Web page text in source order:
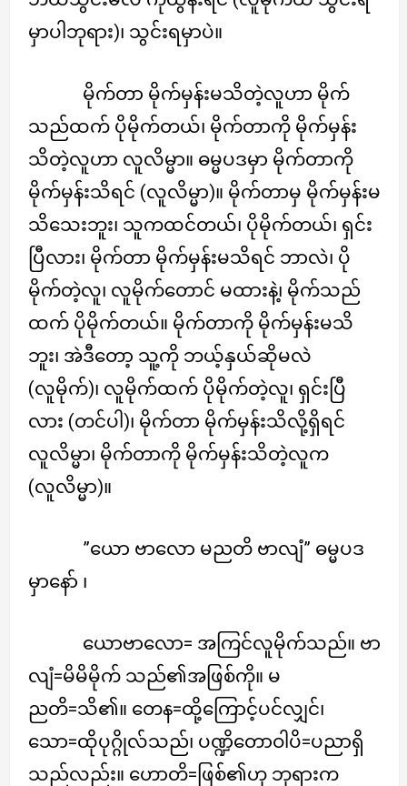
မှာပါဘုရား)၊ သွင်းရမှာပဲ။
မိုက်တာ မိုက်မှန်းမသိတဲ့လူဟာ မိုက်
သည်ထက် ပိုမိုက်တယ်၊ မိုက်တာကို မိုက်မှန်း
သိတဲ့လူဟာ လူလိမ္မာ။ ဓမ္မပဒမှာ မိုက်တာကို
မိုက်မှန်းသိရင် (လူလိမ္မာ)။ မိုက်တာမှ မိုက်မှန်းမ
သိသေးဘူး၊ သူကထင်တယ်၊ ပိုမိုက်တယ်၊ ရှင်း
ပြီလား၊ မိုက်တာ မိုက်မှန်းမသိရင် ဘာလဲ၊ ပို
မိုက်တဲ့လူ၊ လူမိုက်တောင် မထားနဲ့၊ မိုက်သည်
ထက် ပိုမိုက်တယ်။ မိုက်တာကို မိုက်မှန်းမသိ
ဘူး၊ အဲဒီတော့ သူ့ကို ဘယ့်နှယ်ဆိုမလဲ
(လူမိုက်)၊ လူမိုက်ထက် ပိုမိုက်တဲ့လူ၊ ရှင်းပြီ
လား (တင်ပါ)၊ မိုက်တာ မိုက်မှန်းသိလို့ရှိရင်
လူလိမ္မာ၊ မိုက်တာကို မိုက်မှန်းသိတဲ့လူက
(လူလိမ္မာ)။
”ယော ဗာလော မညတိ ဗာလျံ” ဓမ္မပဒ
မှာနော် ၊
ယောဗာလော= အကြင်လူမိုက်သည်။ ဗာ
လျံ=မိမိမိုက် သည်၏အဖြစ်ကို။ မ
ညတိ=သိ၏။ တေန=ထို့ကြောင့်ပင်လျှင်၊
သော=ထိုပုဂ္ဂိုလ်သည်၊ ပဏ္ဍိတောဝါပိ=ပညာရှိ
သည်လည်း။ ဟောတိ=ဖြစ်၏ဟု ဘုရားက